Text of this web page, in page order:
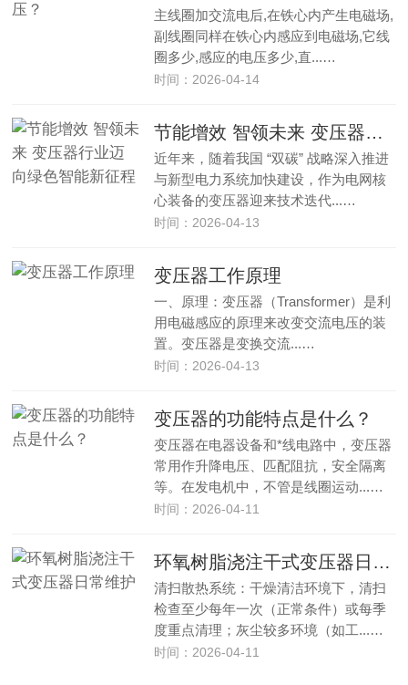
主线圈加交流电后,在铁心内产生电磁场,
副线圈同样在铁心内感应到电磁场,它线
圈多少,感应的电压多少,直...…
时间：2026-04-14
节能增效 智领未来 变压器行业迈向绿色智能新征程
近年来，随着我国 “双碳” 战略深入推进
与新型电力系统加快建设，作为电网核
心装备的变压器迎来技术迭代...…
时间：2026-04-13
变压器工作原理
一、原理：变压器（Transformer）是利
用电磁感应的原理来改变交流电压的装
置。变压器是变换交流...…
时间：2026-04-13
变压器的功能特点是什么？
变压器在电器设备和*线电路中，变压器
常用作升降电压、匹配阻抗，安全隔离
等。在发电机中，不管是线圈运动...…
时间：2026-04-11
环氧树脂浇注干式变压器日常维护
清扫散热系统‌：干燥清洁环境下，清扫
检查至少每年一次（正常条件）或每季
度重点清理；灰尘较多环境（如工...…
时间：2026-04-11